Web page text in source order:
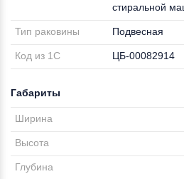
стиральной
Тип раковины Подвесная
Код из 1С ЦБ-00082914
Габариты
Ширина
Высота
Глубина